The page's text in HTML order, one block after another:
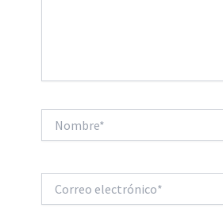
electrónico*